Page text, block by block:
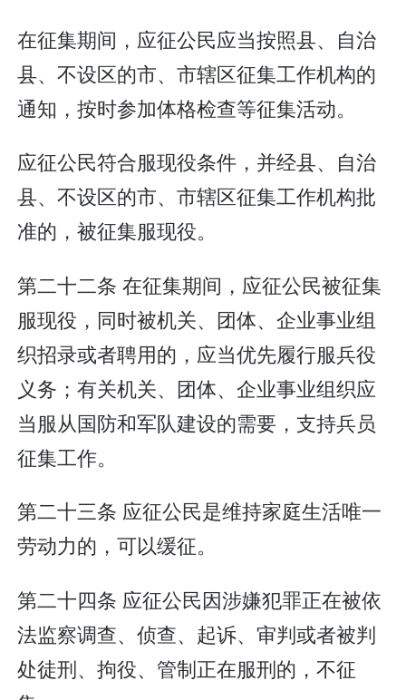
在征集期间，应征公民应当按照县、自治
县、不设区的市、市辖区征集工作机构的
通知，按时参加体格检查等征集活动。
应征公民符合服现役条件，并经县、自治
县、不设区的市、市辖区征集工作机构批
准的，被征集服现役。
第二十二条 在征集期间，应征公民被征集
服现役，同时被机关、团体、企业事业组
织招录或者聘用的，应当优先履行服兵役
义务；有关机关、团体、企业事业组织应
当服从国防和军队建设的需要，支持兵员
征集工作。
第二十三条 应征公民是维持家庭生活唯一
劳动力的，可以缓征。
第二十四条 应征公民因涉嫌犯罪正在被依
法监察调查、侦查、起诉、审判或者被判
处徒刑、拘役、管制正在服刑的，不征